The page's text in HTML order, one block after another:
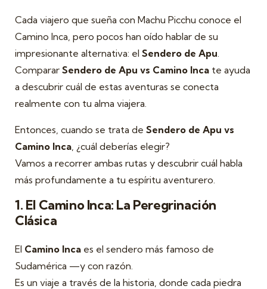
Cada viajero que sueña con Machu Picchu conoce el
Camino Inca, pero pocos han oído hablar de su
impresionante alternativa: el Sendero de Apu.
Comparar Sendero de Apu vs Camino Inca te ayuda
a descubrir cuál de estas aventuras se conecta
realmente con tu alma viajera.
Entonces, cuando se trata de Sendero de Apu vs
Camino Inca, ¿cuál deberías elegir?
Vamos a recorrer ambas rutas y descubrir cuál habla
más profundamente a tu espíritu aventurero.
1. El Camino Inca: La Peregrinación
Clásica
El Camino Inca es el sendero más famoso de
Sudamérica —y con razón.
Es un viaje a través de la historia, donde cada piedra